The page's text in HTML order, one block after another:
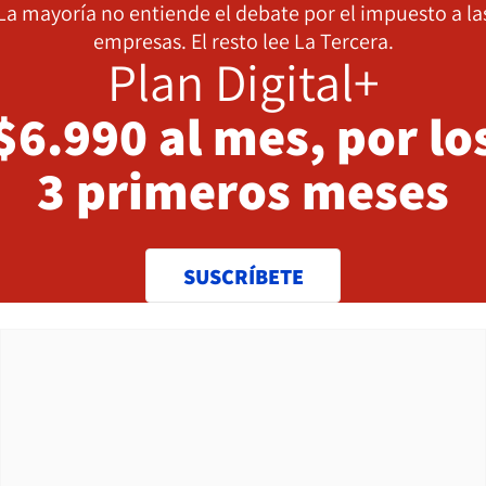
mayoría no entiende el debate por el impuesto a
empresas. El resto lee La Tercera.
Plan Digital+
al mes, por
3 primeros meses
SUSCRÍBETE